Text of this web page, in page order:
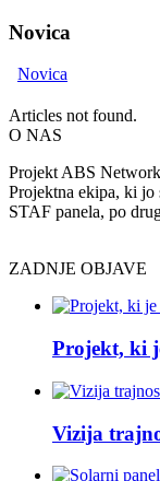
Novica
Novica
Articles not found.
O NAS
Projekt ABS
Projektna ekipa, ki jo
STAF panela, po
ZADNJE OBJAVE
Projekt, ki
Vizija